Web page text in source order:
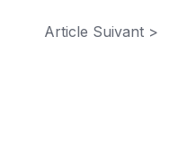
Article Suivant >